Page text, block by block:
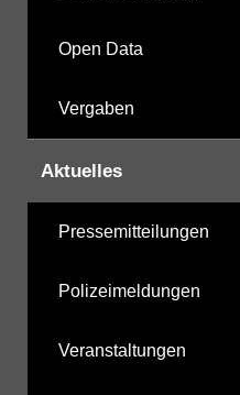
Open Data
Vergaben
Aktuelles
Pressemitteilungen
Polizeimeldungen
Veranstaltungen